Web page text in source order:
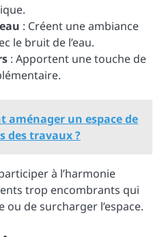
: Créent une ambiance
le bruit de l’eau.
: Apportent une touche de
aménager un espace de
des travaux ?
à l’harmonie
trop encombrants qui
de surcharger l’espace.